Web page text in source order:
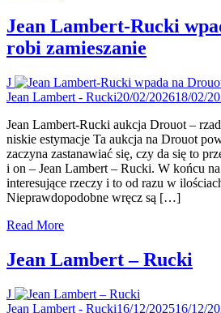
Jean Lambert-Rucki
robi zamieszanie
J
Jean Lambert - Rucki20/02/202618/02/
Jean Lambert-Rucki aukcja Drouot –
niskie estymacje Ta aukcja na Drouot
zaczyna zastanawiać się, czy da się to
i on – Jean Lambert – Rucki. W końcu
interesujące rzeczy i to od razu w
Nieprawdopodobne wręcz są […]
Read More
Jean Lambert – Rucki
J
Jean Lambert - Rucki16/12/202516/12/